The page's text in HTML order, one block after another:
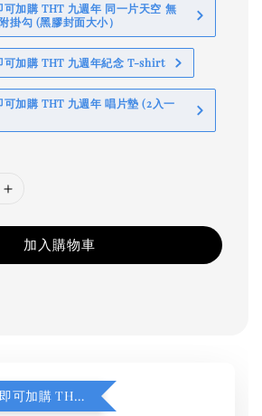
可加購 THT 九週年 同一片天空 無
掛勾 (黑膠封面大小）
可加購 THT 九週年紀念 T-shirt
可加購 THT 九週年 唱片墊 (2入一
加入購物車
凡購買任一商品即可加購 THT 九週年 同一片天空 無框畫 30 x 30 cm 附掛勾 (黑膠封面大小）